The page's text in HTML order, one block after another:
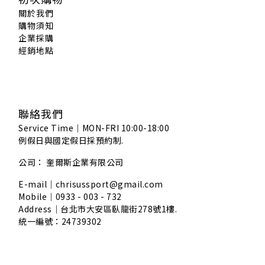
關於我們
購物須知
企業採購
經銷地點
聯絡我們
Service Time｜MON-FRI 10:00-18:00
例假日與國定假日採預約制.
公司： 奎爾斯企業有限公司
E-mail｜chrisussport@gmail.com
Mobile｜0933 - 003 - 732
Address｜ 台北市大安區臥龍街278號1樓.
統一編號：24739302